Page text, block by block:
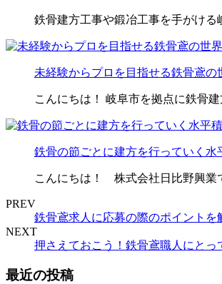
鉄骨建方工事や鍛冶工事を手がけ
未経験からプロを目指せる鉄骨鳶の
こんにちは！ 岐阜市を拠点に鉄骨
鉄骨の節ごとに建方を行っていく
こんにちは！ 株式会社日比野興業
PREV
鉄骨鳶求人に応募の際のポイントを
NEXT
押さえておこう！鉄骨鳶職人にとっ
最近の投稿